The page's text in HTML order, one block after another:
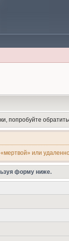
попробуйте
или
форму ниже.